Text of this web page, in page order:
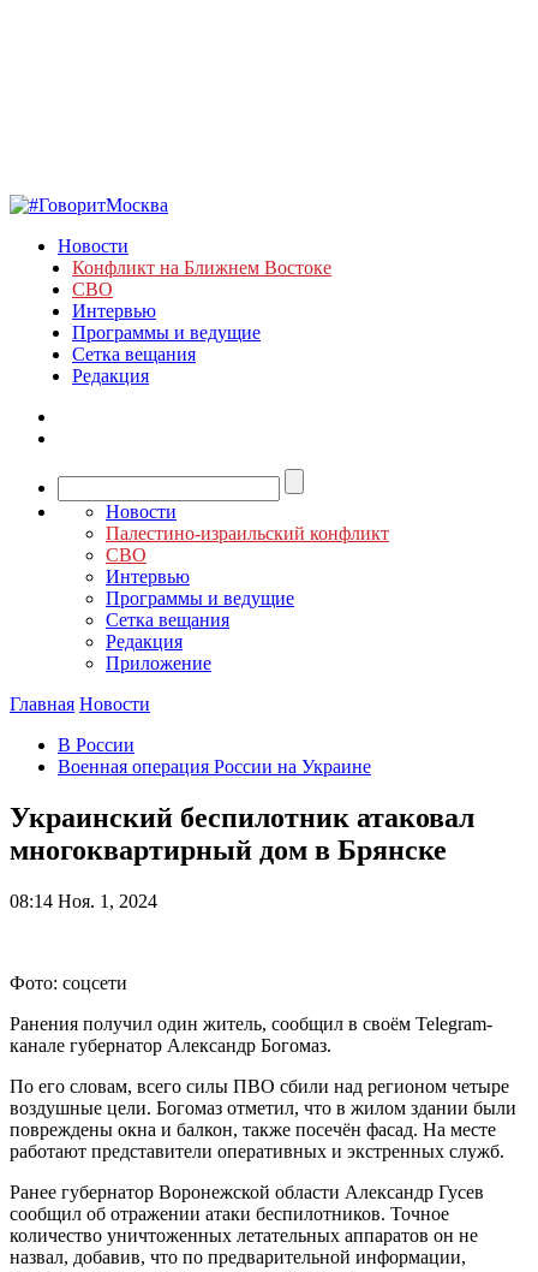
Новости
Конфликт на Ближнем Востоке
СВО
Интервью
Программы и ведущие
Сетка вещания
Редакция
Новости
Палестино-израильский конфликт
СВО
Интервью
Программы и ведущие
Сетка вещания
Редакция
Приложение
Главная Новости
В России
Военная операция России на Украине
Украинский беспилотник атаковал
многоквартирный дом в Брянске
08:14 Ноя. 1, 2024
Фото: соцсети
Ранения получил один житель, сообщил в своём Telegram-
канале губернатор Александр Богомаз.
По его словам, всего силы ПВО сбили над регионом четыре
воздушные цели. Богомаз отметил, что в жилом здании были
повреждены окна и балкон, также посечён фасад. На месте
работают представители оперативных и экстренных служб.
Ранее губернатор Воронежской области Александр Гусев
сообщил об отражении атаки беспилотников. Точное
количество уничтоженных летательных аппаратов он не
назвал, добавив, что по предварительной информации,